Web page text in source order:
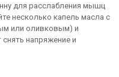
для расслабления мышц
несколько капель масла с
или оливковым) и
напряжение и